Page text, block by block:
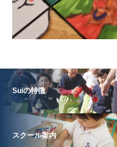
Suiの特徴
スクール案内